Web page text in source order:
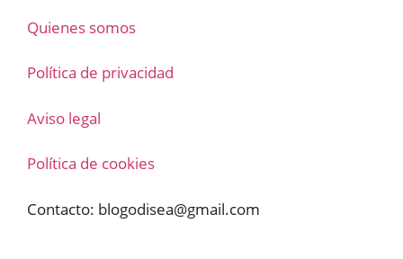
Quienes somos
Política de privacidad
Aviso legal
Política de cookies
Contacto: blogodisea@gmail.com